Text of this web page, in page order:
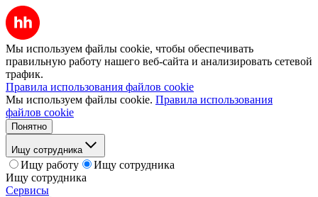
Мы используем файлы cookie, чтобы обеспечивать
правильную работу нашего веб-сайта и анализировать сетевой
трафик.
Правила использования файлов cookie
Мы используем файлы cookie. Правила использования
файлов cookie
Понятно
Ищу сотрудника
Ищу работу
Ищу сотрудника
Ищу сотрудника
Сервисы